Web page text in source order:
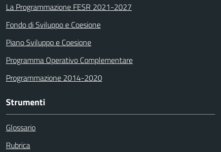
La Programmazione FESR 2021-2027
Fondo di Sviluppo e Coesione
Piano Sviluppo e Coesione
Programma Operativo Complementare
Programmazione 2014-2020
Strumenti
Glossario
Rubrica